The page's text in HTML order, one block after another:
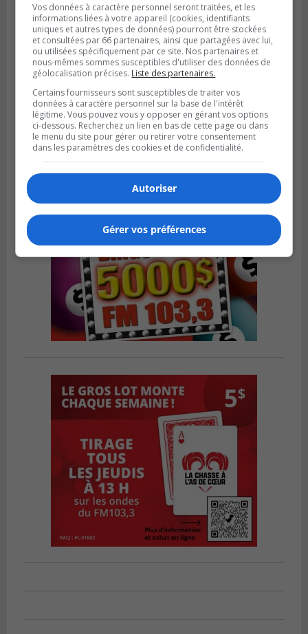
Publié le 6 août 2026 à 05h39
La grenade du camping du lac Cristal était
inoffensive
Vos données à caractère personnel seront traitées, et les
informations liées à votre appareil (cookies, identifiants
uniques et autres types de données) pourront être stockées
et consultées par 66 partenaires, ainsi que partagées avec lui,
ou utilisées spécifiquement par ce site. Nos partenaires et
nous-mêmes sommes susceptibles d'utiliser des données de
géolocalisation précises. Liste des partenaires.
Certains fournisseurs sont susceptibles de traiter vos
données à caractère personnel sur la base de l'intérêt
légitime. Vous pouvez vous y opposer en gérant vos options
ci-dessous. Recherchez un lien en bas de cette page ou dans
le menu du site pour gérer ou retirer votre consentement
dans les paramètres des cookies et de confidentialité.
Autoriser
Gérer vos préférences